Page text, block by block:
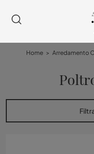
Home > Arredamento